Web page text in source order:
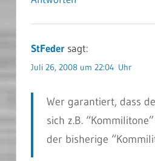
StFeder sagt:
Juli 26, 2008 um 22:04 Uhr
Wer garantiert, dass
sich z.B.
der bisherige